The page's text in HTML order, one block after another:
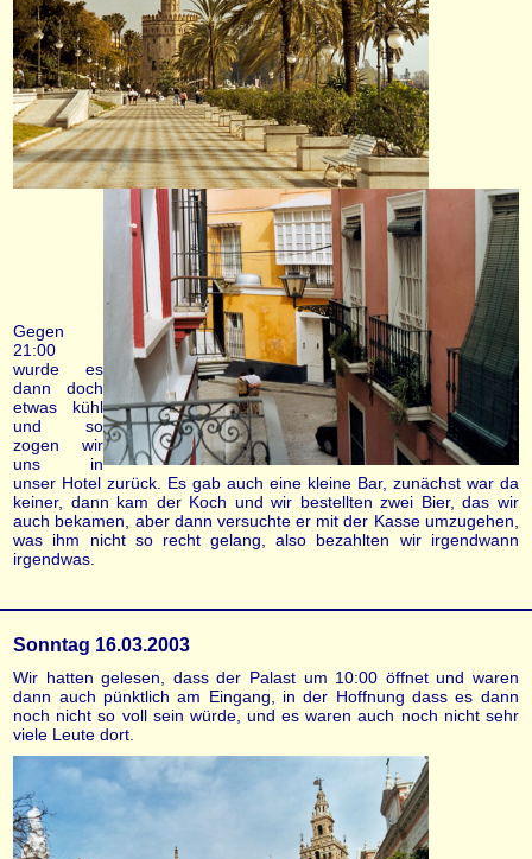
Gegen
21:00
wurde es
dann doch
etwas kühl
und so
zogen wir
uns in
unser Hotel zurück. Es gab auch eine kleine Bar, zunächst war da
keiner, dann kam der Koch und wir bestellten zwei Bier, das wir
auch bekamen, aber dann versuchte er mit der Kasse umzugehen,
was ihm nicht so recht gelang, also bezahlten wir irgendwann
irgendwas.
Sonntag 16.03.2003
Wir hatten gelesen, dass der Palast um 10:00 öffnet und waren
dann auch pünktlich am Eingang, in der Hoffnung dass es dann
noch nicht so voll sein würde, und es waren auch noch nicht sehr
viele Leute dort.